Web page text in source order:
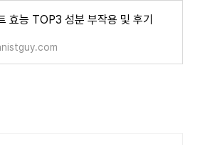
효능 TOP3 성분 부작용 및 후기